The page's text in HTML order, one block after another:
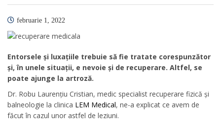
februarie 1, 2022
Entorsele și luxațiile trebuie să fie tratate corespunzător
și, în unele situații, e nevoie și de recuperare. Altfel, se
poate ajunge la artroză.
Dr. Robu Laurențiu Cristian, medic specialist recuperare fizică și
balneologie la clinica LEM Medical, ne-a explicat ce avem de
făcut în cazul unor astfel de leziuni.